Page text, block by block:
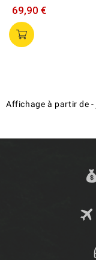
69,90 €
Affichage à partir de-